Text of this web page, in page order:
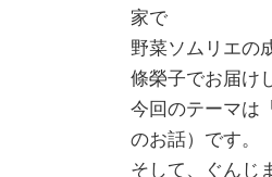
家で
野菜ソムリエの
條榮子でお届け
今回のテーマは
のお話）です。
そして、ぐんじ